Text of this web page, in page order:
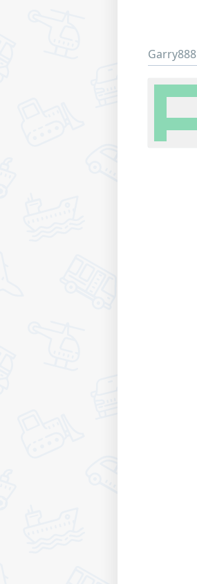
Garry888